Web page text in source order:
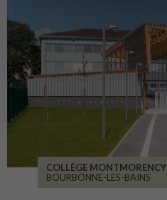
COLLÈGE MONTMORENCY
BOURBONNE-LES-BAINS